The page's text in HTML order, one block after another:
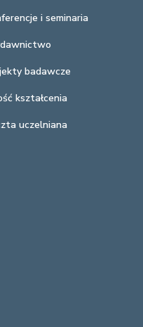
i seminaria
badawcze
kształcenia
uczelniana